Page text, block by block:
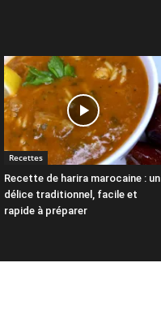
Recettes
Recette de harira marocaine : un
délice traditionnel, facile et
rapide à préparer